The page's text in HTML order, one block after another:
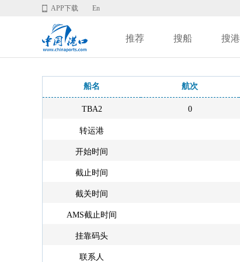
APP下载 En
推荐 搜船 搜港
船名 航次
TBA2 0
转运港
开始时间
截止时间
截关时间
AMS截止时间
挂靠码头
联系人